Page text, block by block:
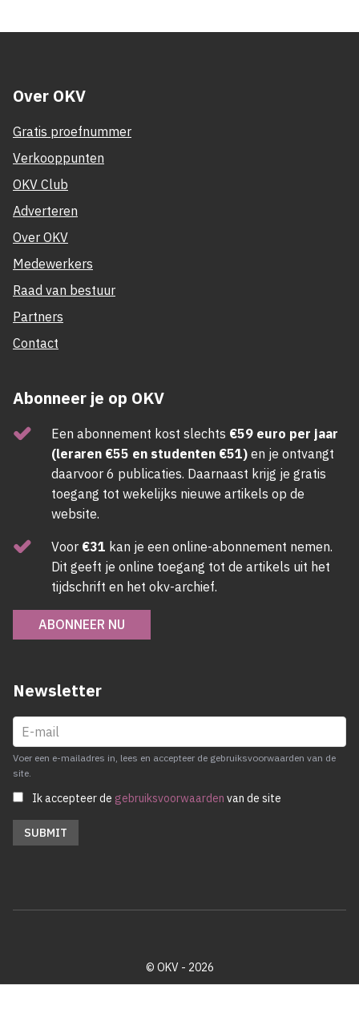
Over OKV
Gratis proefnummer
Verkooppunten
OKV Club
Adverteren
Over OKV
Medewerkers
Raad van bestuur
Partners
Contact
Abonneer je op OKV
Een abonnement kost slechts €59 euro per jaar
(leraren €55 en studenten €51) en je ontvangt
daarvoor 6 publicaties. Daarnaast krijg je gratis
toegang tot wekelijks nieuwe artikels op de
website.
Voor €31 kan je een online-abonnement nemen.
Dit geeft je online toegang tot de artikels uit het
tijdschrift en het okv-archief.
ABONNEER NU
Newsletter
Voer een e-mailadres in, lees en accepteer de gebruiksvoorwaarden van de
site.
Ik accepteer de gebruiksvoorwaarden van de site
© OKV - 2026